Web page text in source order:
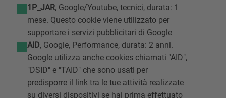
1P_JAR, Google/Youtube, tecnici, durata: 1
mese. Questo cookie viene utilizzato per
supportare i servizi pubblicitari di Google
AID, Google, Performance, durata: 2 anni.
Google utilizza anche cookies chiamati "AID",
"DSID" e "TAID" che sono usati per
predisporre il link tra le tue attività realizzate
su diversi dispositivi se hai prima effettuato